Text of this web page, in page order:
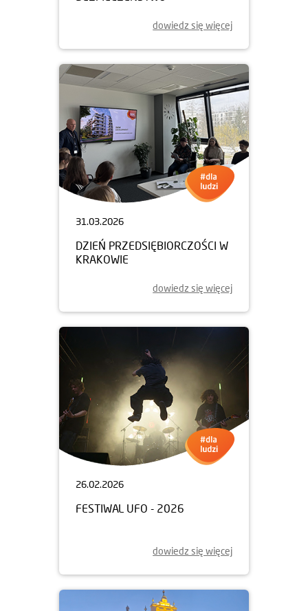
dowiedz się więcej
31.03.2026
DZIEŃ PRZEDSIĘBIORCZOŚCI W
KRAKOWIE
dowiedz się więcej
26.02.2026
FESTIWAL UFO - 2026
dowiedz się więcej